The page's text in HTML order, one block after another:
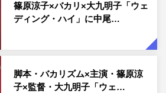
作詞を谷中敦（Baritone sax）が手
欣一（Drums）が担当した。
、心から楽しんでレコーディングさ
『ウェディング・ハイ』をご覧にな
う気持ちでいっぱいです」とコメン
篠原涼子×バカリ×大九明子「ウェ
ディング・ハイ」に中尾…
脚本・バカリズム×主演・篠原涼
子×監督・大九明子「ウェ…